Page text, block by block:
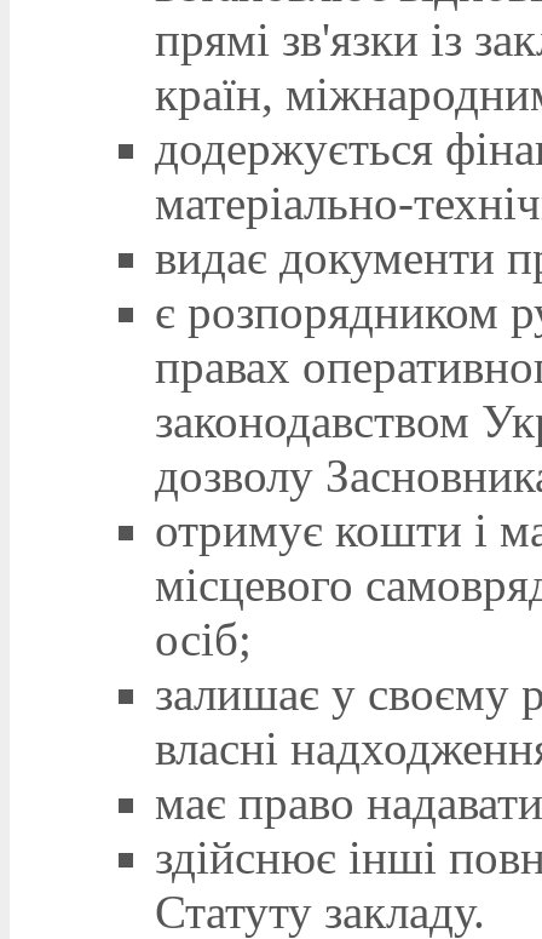
прямі зв'язки із
країн,
додержується
матеріально-
видає документи
є розпорядником
правах
законодавством
дозволу
отримує кошти і
місцевого
осіб;
залишає у своєму
власні
має право
здійснює інші
Статуту закладу.